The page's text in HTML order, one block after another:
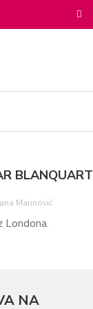
BLANQUART
Marinović
Londona.
NA